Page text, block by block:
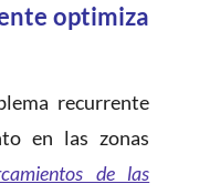
optimiza
recurrente
en las zonas
de las